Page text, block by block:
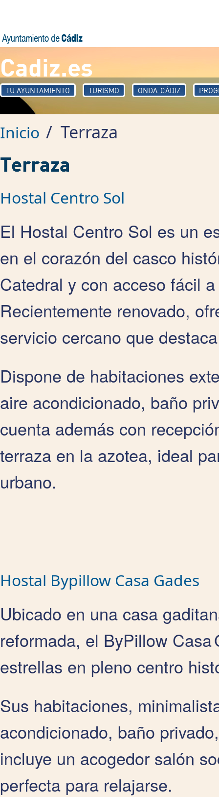
Cadiz.es
TU AYUNTAMIENTO TURISMO ONDA-CÁDIZ
Inicio / Terraza
Terraza
Hostal Centro Sol
El Hostal Centro Sol es un
en el corazón del casco
Catedral y con acceso fácil
Recientemente renovado,
servicio cercano que
Dispone de habitaciones
aire acondicionado, baño
cuenta además con
terraza en la azotea, ideal
urbano.
Hostal Bypillow Casa Gades
Ubicado en una casa
reformada, el ByPillow
estrellas en pleno centro
Sus habitaciones,
acondicionado, baño
incluye un acogedor salón
perfecta para relajarse.